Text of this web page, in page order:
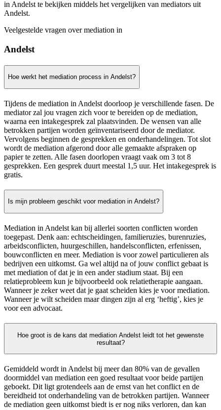
in Andelst te bekijken middels het vergelijken van mediators uit
Andelst.
Veelgestelde vragen over mediation in
Andelst
Hoe werkt het mediation process in Andelst?
Tijdens de mediation in Andelst doorloop je verschillende fasen. De
mediator zal jou vragen zich voor te bereiden op de mediation,
waarna een intakegesprek zal plaatsvinden. De wensen van alle
betrokken partijen worden geïnventariseerd door de mediator.
Vervolgens beginnen de gesprekken en onderhandelingen. Tot slot
wordt de mediation afgerond door alle gemaakte afspraken op
papier te zetten. Alle fasen doorlopen vraagt vaak om 3 tot 8
gesprekken. Een gesprek duurt meestal 1,5 uur. Het intakegesprek is
gratis.
Is mijn probleem geschikt voor mediation in Andelst?
Mediation in Andelst kan bij allerlei soorten conflicten worden
toegepast. Denk aan: echtscheidingen, familieruzies, burenruzies,
arbeidsconflicten, huurgeschillen, handelsconflicten, erfenissen,
bouwconflicten en meer. Mediation is voor zowel particulieren als
bedrijven een uitkomst. Ga wel altijd na of jouw conflict gebaat is
met mediation of dat je in een ander stadium staat. Bij een
relatieprobleem kun je bijvoorbeeld ook relatietherapie aangaan.
Wanneer je zeker weet dat je gaat scheiden kies je voor mediation.
Wanneer je wilt scheiden maar dingen zijn al erg ‘heftig’, kies je
voor een advocaat.
Hoe groot is de kans dat mediation Andelst leidt tot het gewenste
resultaat?
Gemiddeld wordt in Andelst bij meer dan 80% van de gevallen
doormiddel van mediation een goed resultaat voor beide partijen
geboekt. Dit ligt grotendeels aan de ernst van het conflict en de
bereidheid tot onderhandeling van de betrokken partijen. Wanneer
de mediation geen uitkomst biedt is er nog niks verloren, dan kan